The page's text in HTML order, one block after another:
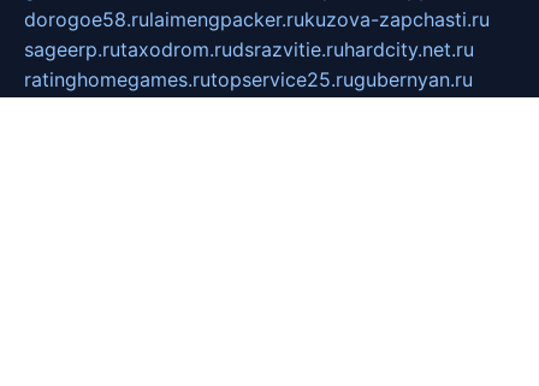
dorogoe58.rulaimengpacker.rukuzova-zapchasti.ru
sageerp.rutaxodrom.rudsrazvitie.ruhardcity.net.ru
ratinghomegames.rutopservice25.rugubernyan.ru